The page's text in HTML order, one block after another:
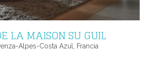
LA MAISON SU GUIL
Alpes-Costa Azul, Francia